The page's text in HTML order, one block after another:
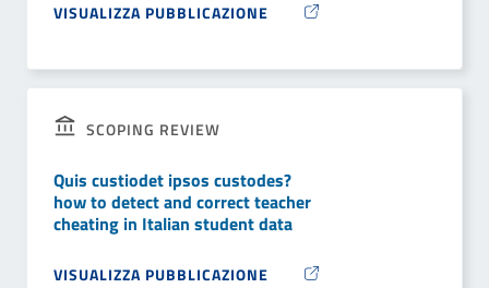
VISUALIZZA PUBBLICAZIONE
SCOPING REVIEW
Quis custiodet ipsos custodes?
how to detect and correct teacher
cheating in Italian student data
VISUALIZZA PUBBLICAZIONE